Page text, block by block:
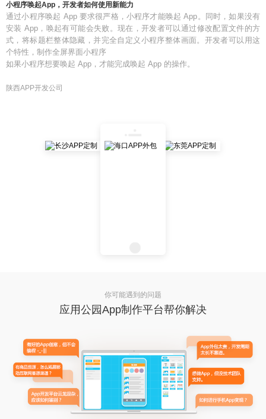
小程序唤起App，开发者如何使用新能力
通过小程序唤起 App 要求很严格，小程序才能唤起 App。同时，如果没有
安装 App，唤起有可能会失败。现在，开发者可以通过修改配置文件的方
式，将标题栏整体隐藏，并完全自定义小程序整体画面。开发者可以用这
个特性，制作全屏界面小程序
如果小程序想要唤起 App，才能完成唤起 App 的操作。
陕西APP开发公司
你可能遇到的问题
应用公园App制作平台帮你解决